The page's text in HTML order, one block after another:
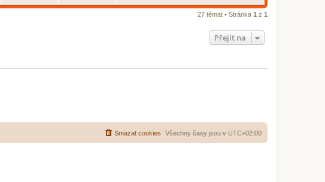
27 témat • Stránka 1 z 1
Přejít na
Všechny časy jsou v UTC+02:00
Smazat cookies